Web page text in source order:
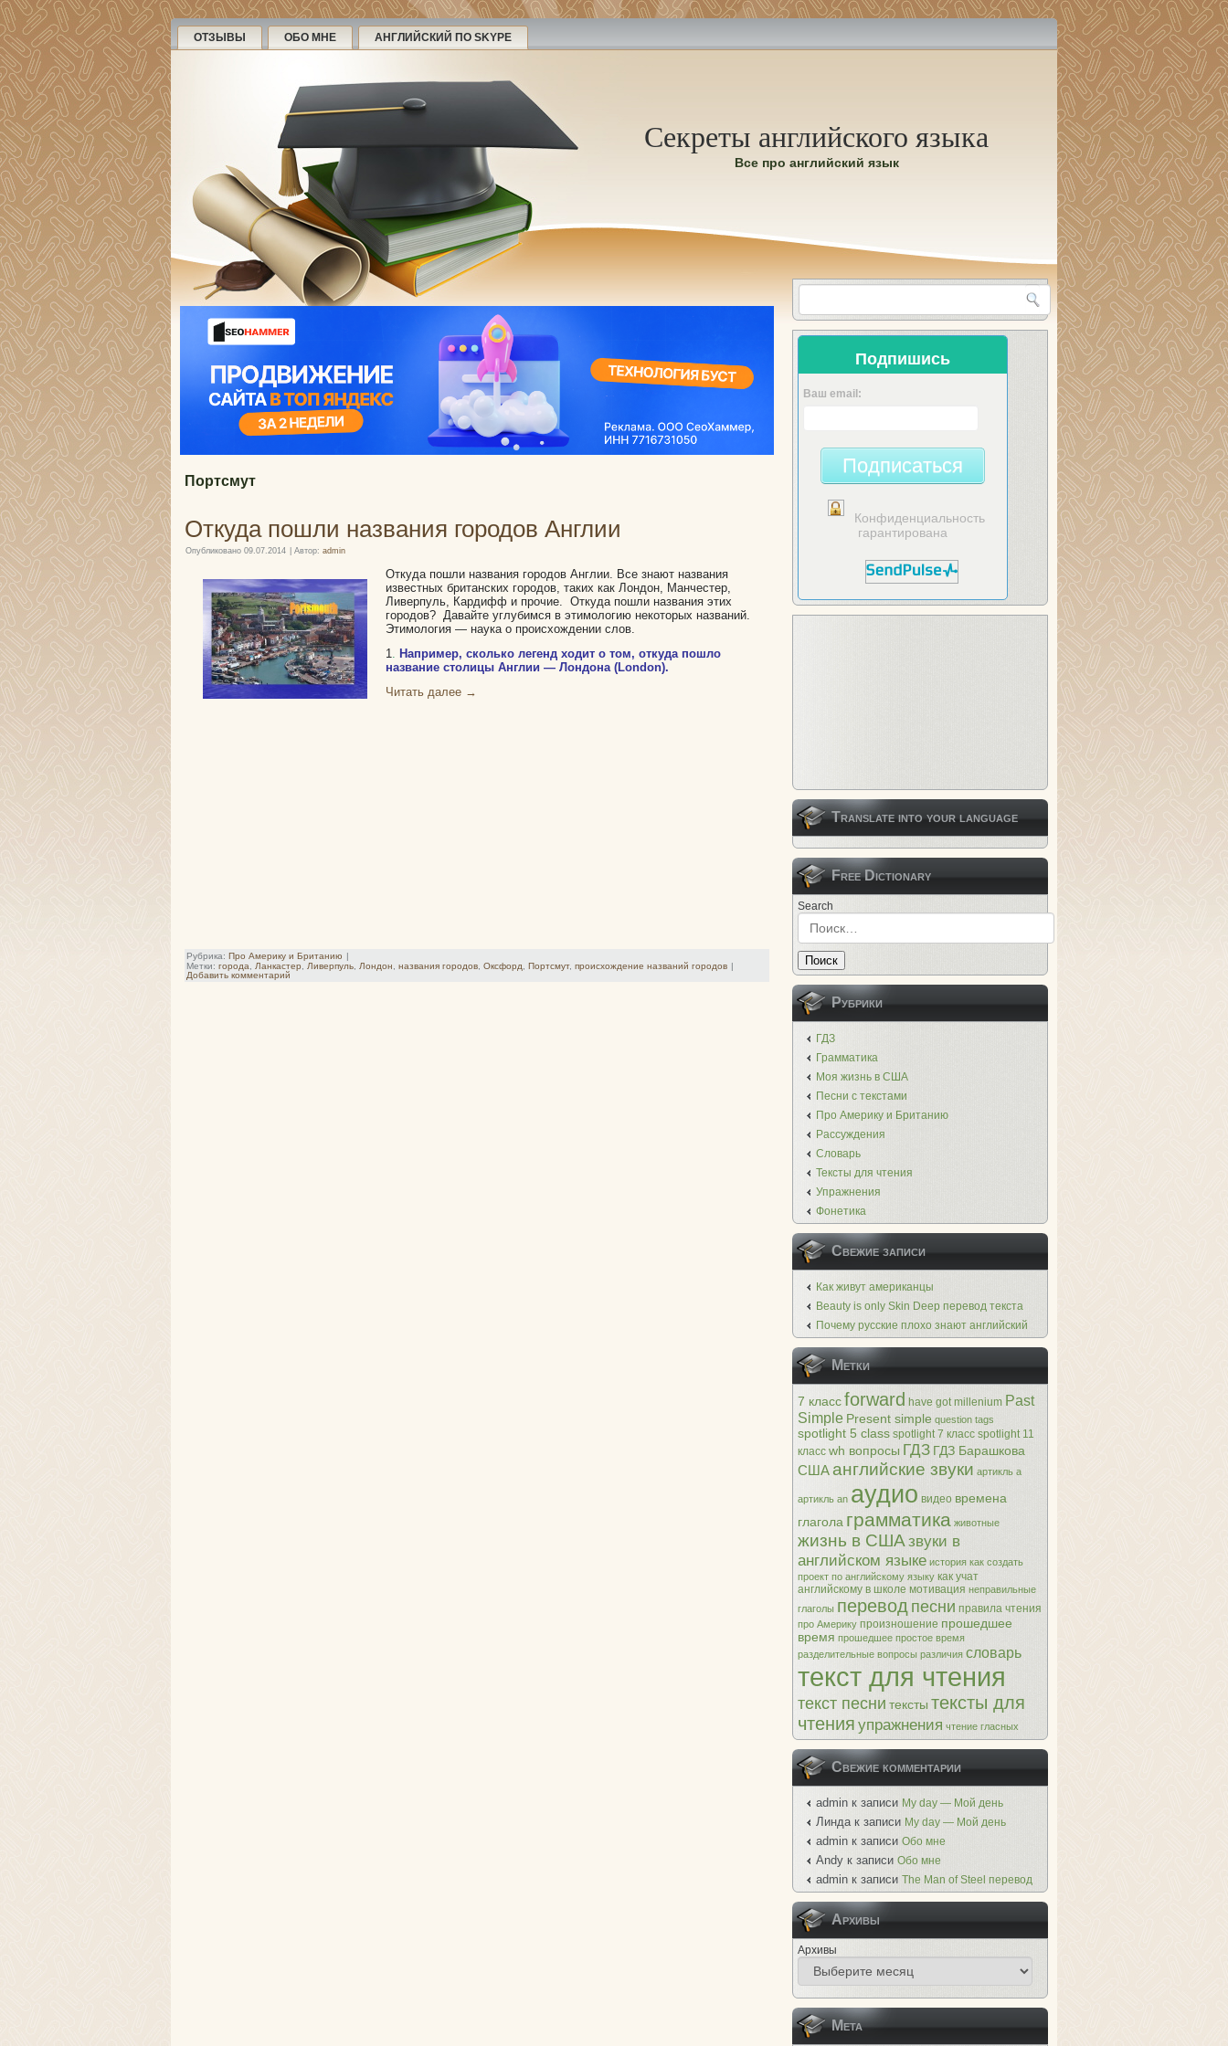
ОТЗЫВЫ ОБО МНЕ АНГЛИЙСКИЙ ПО SKYPE
Секреты английского языка
Все про английский язык
Портсмут
Откуда пошли названия городов Англии
Опубликовано 09.07.2014 Автор: admin
Откуда пошли названия городов Англии. Все знают названия
известных британских городов, таких как Лондон, Манчестер,
Ливерпуль, Кардифф и прочие. Откуда пошли названия этих
городов? Давайте углубимся в этимологию некоторых названий.
Этимология — наука о происхождении слов.
1
Например, сколько легенд ходит о том, откуда пошло
название столицы Англии — Лондона (London).
Читать далее →
Рубрика: Про Америку и Британию |
Метки: города Ланкастер Ливерпуль Лондон названия городов Оксфорд Портсмут, происхождение названий городов |
Добавить комментарий
Подпишись
Ваш email:
Подписаться
Конфиденциальность
гарантирована
Translate into your language
Free Dictionary
Search
Поиск
Рубрики
ГДЗ
Грамматика
Моя жизнь в США
Песни с текстами
Про Америку и Британию
Рассуждения
Словарь
Тексты для чтения
Упражнения
Фонетика
Свежие записи
Как живут американцы
Beauty is only Skin Deep перевод текста
Почему русские плохо знают английский
Метки
7 класс forward have got millenium Past
Simple Present simple question tags
spotlight 5 class spotlight 7 класс spotlight 11
класс wh вопросы ГДЗ ГДЗ Барашкова
США английские звуки артикль a
артикль an аудио видео времена
глагола грамматика животные
жизнь в США звуки в
английском языке история как создать
проект по английскому языку как учат
английскому в школе мотивация неправильные
глаголы перевод песни правила чтения
про Америку произношение прошедшее
время прошедшее простое время
разделительные вопросы различия словарь
текст для чтения
текст песни тексты тексты для
чтения упражнения чтение гласных
Свежие комментарии
admin к записи My day — Мой день
Линдак записи My day — Мой день
admin к записи Обо мне
Andy к записи Обо мне
admin к записи The Man of Steel перевод
Архивы
Архивы
Мета